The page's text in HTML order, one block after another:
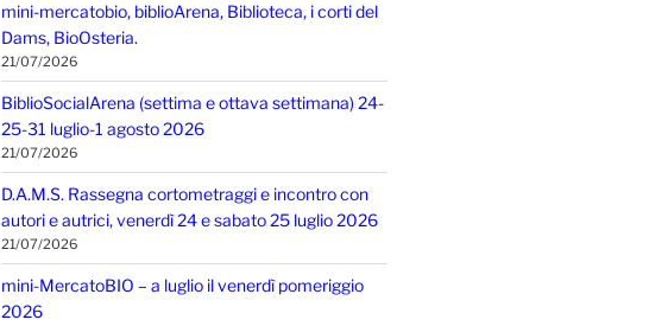
mini-mercatobio, biblioArena, Biblioteca, i corti del
Dams, BioOsteria.
21/07/2026
BiblioSocialArena (settima e ottava settimana) 24-
25-31 luglio-1 agosto 2026
21/07/2026
D.A.M.S. Rassegna cortometraggi e incontro con
autori e autrici, venerdì 24 e sabato 25 luglio 2026
21/07/2026
mini-MercatoBIO – a luglio il venerdì pomeriggio
2026